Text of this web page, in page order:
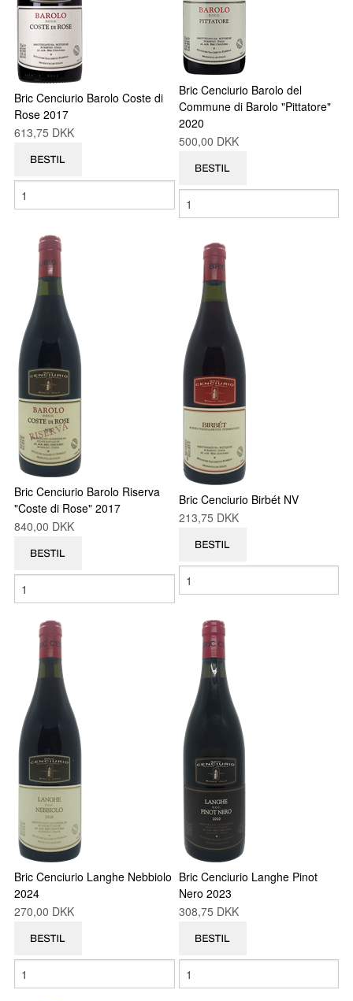
Bric Cenciurio Barolo Coste di
Rose 2017
613,75 DKK
Bric Cenciurio Barolo del
Commune di Barolo "Pittatore"
2020
500,00 DKK
Bric Cenciurio Barolo Riserva
"Coste di Rose" 2017
840,00 DKK
Bric Cenciurio Birbét NV
213,75 DKK
Bric Cenciurio Langhe Nebbiolo
2024
270,00 DKK
Bric Cenciurio Langhe Pinot
Nero 2023
308,75 DKK